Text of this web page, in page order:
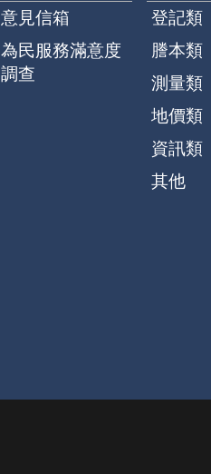
意見信箱
為民服務滿意度
調查
登記類
謄本類
測量類
地價類
資訊類
其他